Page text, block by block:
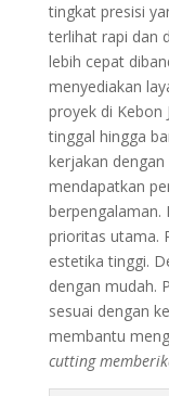
tingkat presisi
terlihat rapi dan
lebih cepat
menyediakan
proyek di Kebon
tinggal hingga
kerjakan
mendapatkan
berpengalaman.
prioritas utama.
estetika tinggi.
dengan mudah.
sesuai dengan
membantu
cutting